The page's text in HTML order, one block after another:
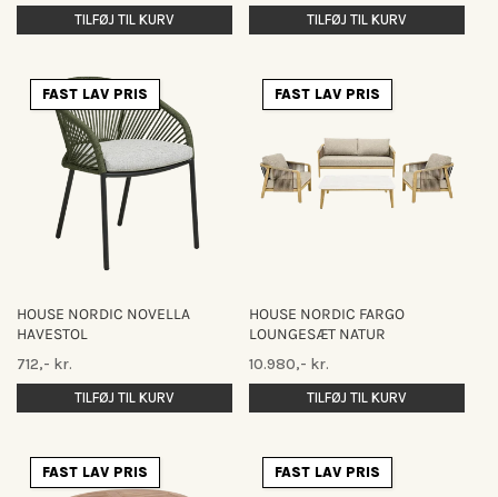
TILFØJ TIL KURV TILFØJ TIL KURV
FAST LAV PRIS
HOUSE NORDIC NOVELLA
HAVESTOL
Normalpris
712,- kr.
TILFØJ TIL KURV
FAST LAV PRIS
HOUSE NORDIC FARGO
LOUNGESÆT NATUR
Normalpris
10.980,- kr.
TILFØJ TIL KURV
FAST LAV PRIS FAST LAV PRIS